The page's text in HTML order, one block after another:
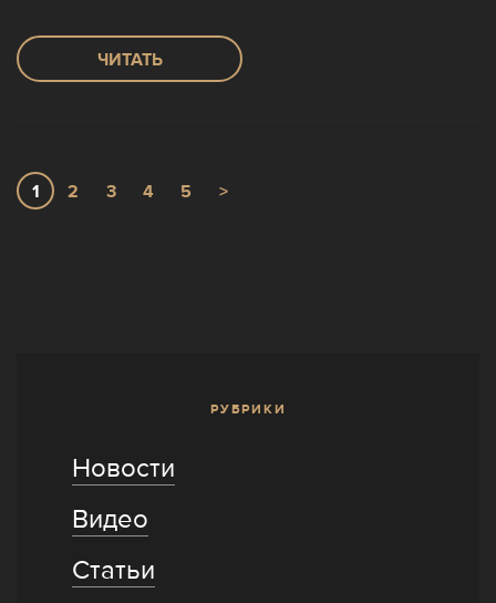
ЧИТАТЬ
1 2 3 4 5 >
РУБРИКИ
Новости
Видео
Статьи